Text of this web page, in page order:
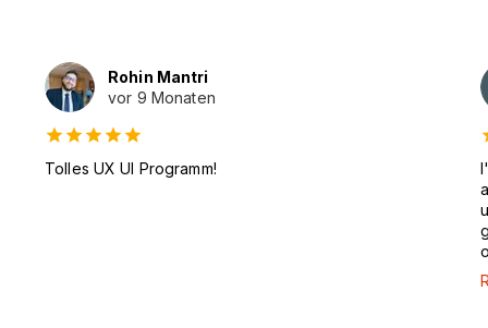
Rohin Mantri
vor 9 Monaten
Tolles UX UI Programm!